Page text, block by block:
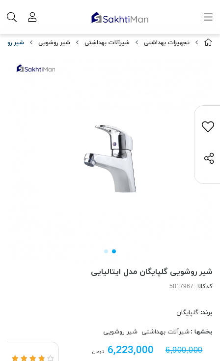
تجهیزات بهداشتی شیرآلات بهداشتی شیر روشویی شیر
شیر روشویی گلپایگان مدل ایتالیایی
کدکالا:
برند: گلپایگان
بخشها :شیرآلات بهداشتی شیر روشویی
6,900,000
6,223,000 تومان